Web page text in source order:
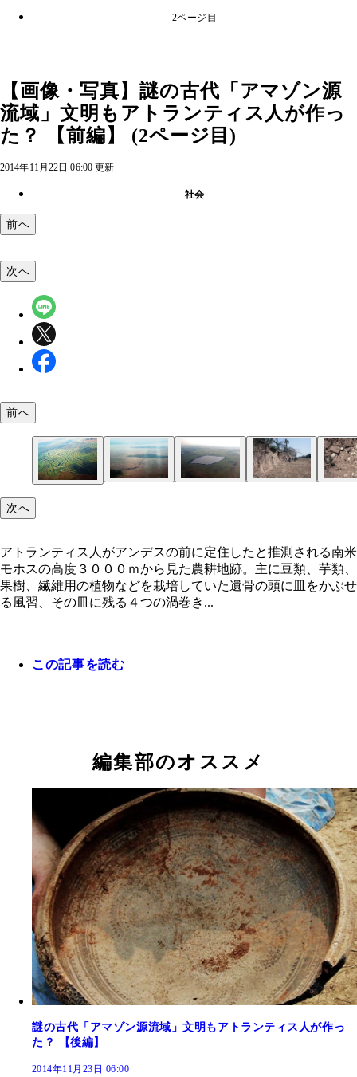
2ページ目
【画像・写真】謎の古代「アマゾン源
流域」文明もアトランティス人が作っ
た？ 【前編】 (2ページ目)
2014年11月22日 06:00 更新
社会
前へ
豆類、芋類、果樹、繊維用の植物などを栽培して
次へ
前へ
次へ
アトランティス人がアンデスの前に定住したと推測される南米
モホスの高度３０００ｍから見た農耕地跡。主に豆類、芋類、
果樹、繊維用の植物などを栽培していた遺骨の頭に皿をかぶせ
る風習、その皿に残る４つの渦巻き...
この記事を読む
編集部のオススメ
謎の古代「アマゾン源流域」文明もアトランティス人が作っ
た？ 【後編】
2014年11月23日 06:00